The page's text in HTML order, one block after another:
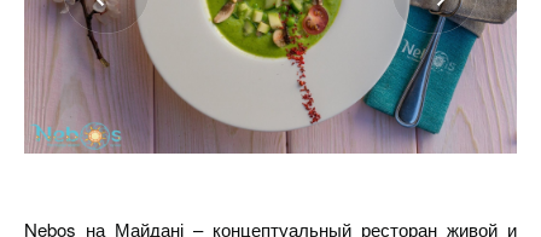
Nebos на Майдані – концептуальный ресторан живой и